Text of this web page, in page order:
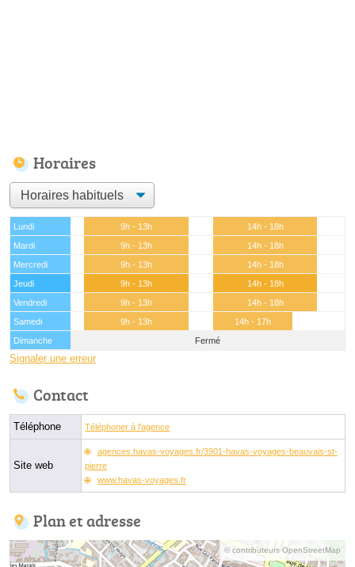
Horaires
Lundi 9h - 13h
14h - 18h
Mardi
9h - 13h
14h - 18h
Mercredi
9h - 13h
14h - 18h
Jeudi
9h - 13h
14h - 18h
Vendredi
9h - 13h
14h - 18h
Samedi
9h - 13h
14h - 17h
Dimanche
Fermé
Signaler une erreur
Contact
Téléphone Téléphoner à l'agence
Site web
agences.havas-voyages.fr/3901-havas-voyages-beauvais-st-
pierre
www.havas-voyages.fr
Plan et adresse
© contributeurs OpenStreetMap